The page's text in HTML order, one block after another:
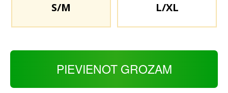
S/M L/XL
PIEVIENOT GROZAM